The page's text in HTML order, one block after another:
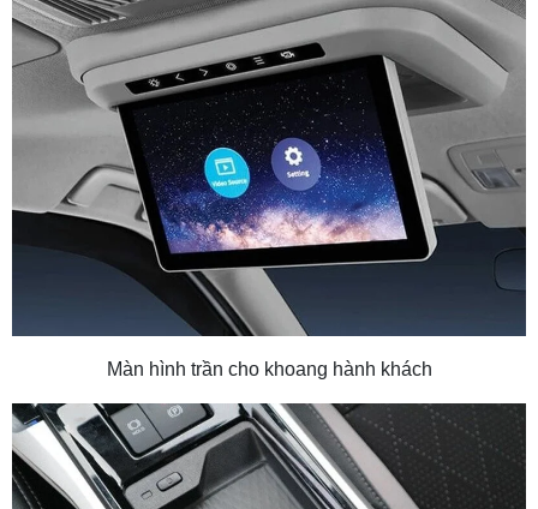
Màn hình trần cho khoang hành khách